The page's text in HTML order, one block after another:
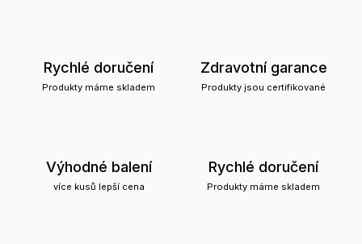
Rychlé doručení
Produkty máme skladem
Zdravotní garance
Produkty jsou certifikované
Výhodné balení
více kusů lepší cena
Rychlé doručení
Produkty máme skladem